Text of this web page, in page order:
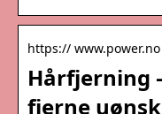
https://
Hårfjerning
fjerne